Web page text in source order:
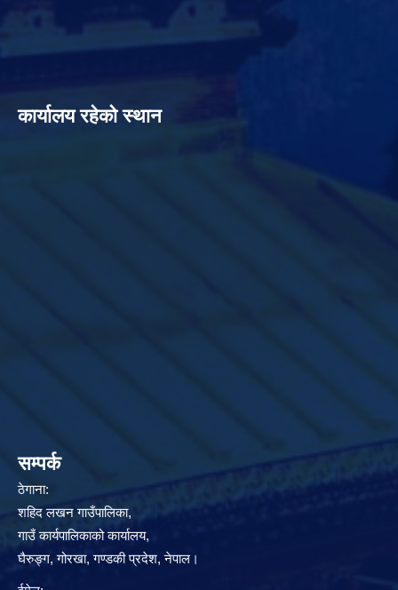
कार्यालय रहेको स्थान
सम्पर्क
ठेगाना:
शहिद लखन गाउँपालिका,
गाउँ कार्यपालिकाको कार्यालय,
घैरुङ्ग, गोरखा, गण्डकी प्रदेश, नेपाल।